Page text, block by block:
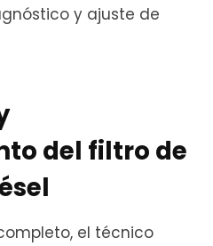
y ajuste de
del filtro de
el técnico